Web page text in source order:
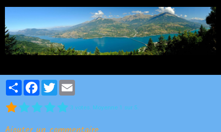
PartagerFacebook
Twitter
3 votes. Moyenne 1 sur 5.